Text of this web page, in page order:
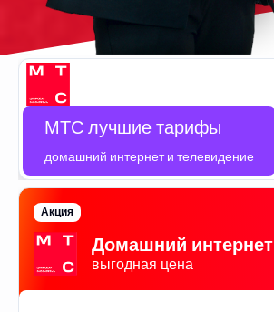
МТС лучшие тарифы
домашний интернет и телевидение
Домашний интернет
выгодная цена
Акция